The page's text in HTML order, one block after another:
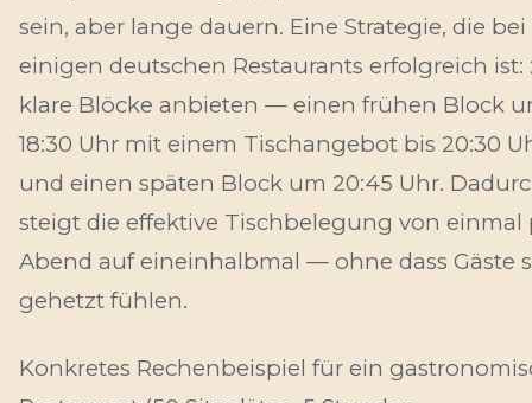
sein, aber lange dauern. Eine Strategie, die bei
einigen deutschen Restaurants erfolgreich ist:
klare Blöcke anbieten — einen frühen Block
18:30 Uhr mit einem Tischangebot bis 20:30
und einen späten Block um 20:45 Uhr.
steigt die effektive Tischbelegung von einmal
Abend auf eineinhalbmal — ohne dass Gäste
gehetzt fühlen.
Konkretes Rechenbeispiel für ein